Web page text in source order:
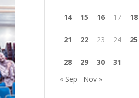
14 15 16 17 18
21 22 23 24 25
28 29 30
31
« Sep
Nov »